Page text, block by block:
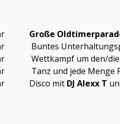
Uhr Große
Buntes
Wettkampf um den/die
Tanz und jede Menge
Disco mit DJ Alexx T